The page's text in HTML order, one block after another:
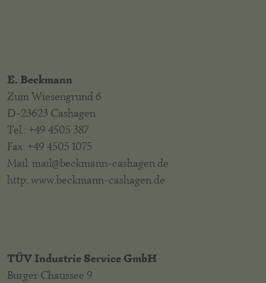
E. Beckmann
Zum Wiesengrund 6
D-23623 Cashagen
Tel.: +49 4505 387
Fax: +49 4505 1075
Mail: mail@beckmann-cashagen.de
http: www.beckmann-cashagen.de
TÜV Industrie Service GmbH
Burger Chaussee 9